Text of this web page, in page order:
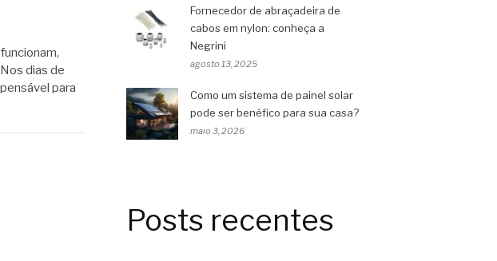
dias de
para
Fornecedor de abraçadeira de
cabos em nylon: conheça a
Negrini
agosto 13, 2025
Como um sistema de painel solar
pode ser benéfico para sua casa?
maio 3, 2026
Posts recentes